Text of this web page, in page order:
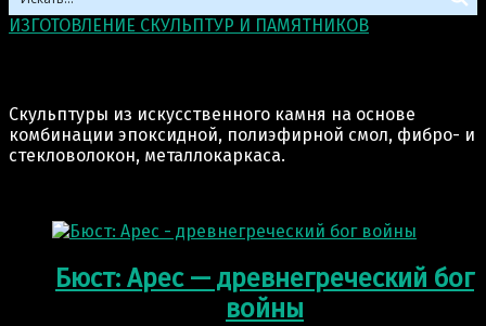
ИЗГОТОВЛЕНИЕ СКУЛЬПТУР И ПАМЯТНИКОВ
Скульптуры из искусственного камня на основе
комбинации эпоксидной, полиэфирной смол, фибро- и
стекловолокон, металлокаркаса.
Бюст: Арес — древнегреческий бог
войны